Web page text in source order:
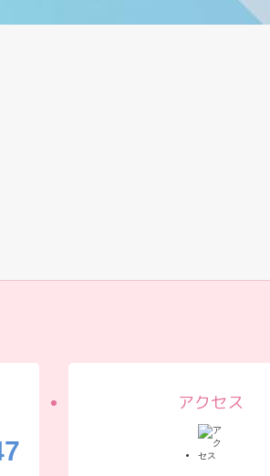
アクセス